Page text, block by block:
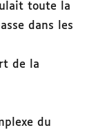
toute la
dans les
de la
du